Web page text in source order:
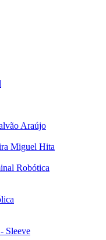
Araújo
Miguel Hita
Robótica
Sleeve